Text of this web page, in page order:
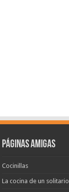
Páginas amigas
Cocinillas
La cocina de un solitario